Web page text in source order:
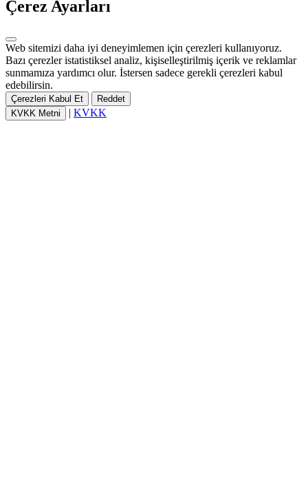
Çerez Ayarları
Web sitemizi daha iyi deneyimlemen için çerezleri kullanıyoruz.
Bazı çerezler istatistiksel analiz, kişiselleştirilmiş içerik ve reklamlar
sunmamıza yardımcı olur. İstersen sadece gerekli çerezleri kabul
edebilirsin.
Çerezleri Kabul Et
Reddet
KVKK Metni
| KVKK